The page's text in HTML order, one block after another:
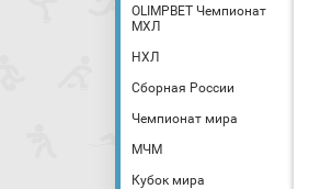
OLIMPBET Чемпионат
МХЛ
НХЛ
Сборная России
Чемпионат мира
МЧМ
Кубок мира